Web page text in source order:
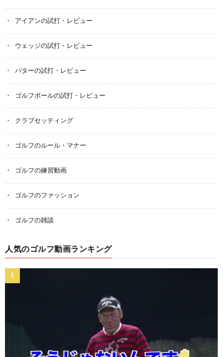
アイアンの試打・レビュー
ウェッジの試打・レビュー
パターの試打・レビュー
ゴルフボールの試打・レビュー
クラブセッティング
ゴルフのルール・マナー
ゴルフの練習動画
ゴルフのファッション
ゴルフの雑談
人気のゴルフ動画ランキング